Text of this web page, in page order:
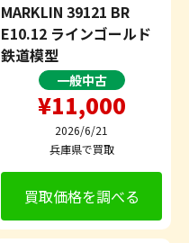
MARKLIN 39121 BR
E10.12 ラインゴールド
鉄道模型
一般中古
¥11,000
2026/6/21
兵庫県で買取
買取価格を調べる